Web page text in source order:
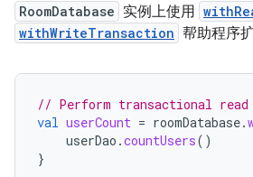
RoomDatabase 实例上使用
withWriteTransaction 帮助程序
// Perform transactional read
val userCount = roomDatabase.
userDao .countUsers()
}